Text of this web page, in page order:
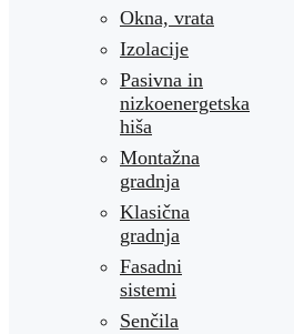
Okna, vrata
Izolacije
Pasivna in
nizkoenergetska
hiša
Montažna
gradnja
Klasična
gradnja
Fasadni
sistemi
Senčila